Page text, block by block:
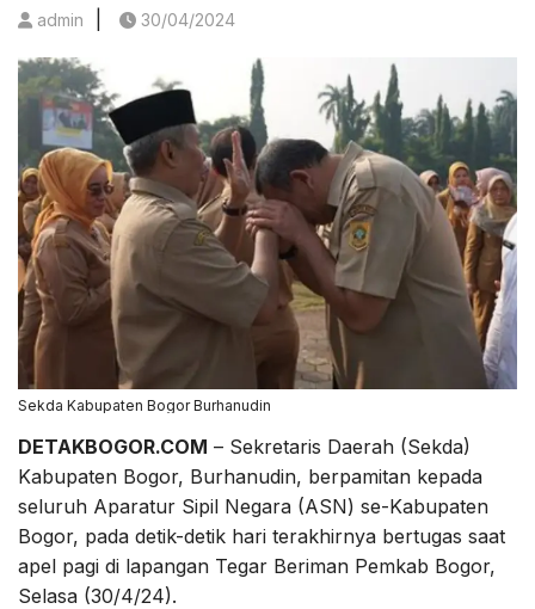
admin 30/04/2024
Sekda Kabupaten Bogor Burhanudin
DETAKBOGOR.COM – Sekretaris Daerah (Sekda)
Kabupaten Bogor, Burhanudin, berpamitan kepada
seluruh Aparatur Sipil Negara (ASN) se-Kabupaten
Bogor, pada detik-detik hari terakhirnya bertugas saat
apel pagi di lapangan Tegar Beriman Pemkab Bogor,
Selasa (30/4/24).